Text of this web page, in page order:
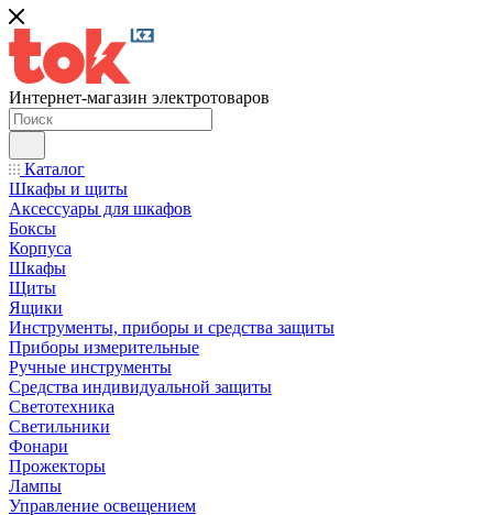
Интернет-магазин электротоваров
Каталог
Шкафы и щиты
Аксессуары для шкафов
Боксы
Корпуса
Шкафы
Щиты
Ящики
Инструменты, приборы и средства защиты
Приборы измерительные
Ручные инструменты
Средства индивидуальной защиты
Светотехника
Светильники
Фонари
Прожекторы
Лампы
Управление освещением